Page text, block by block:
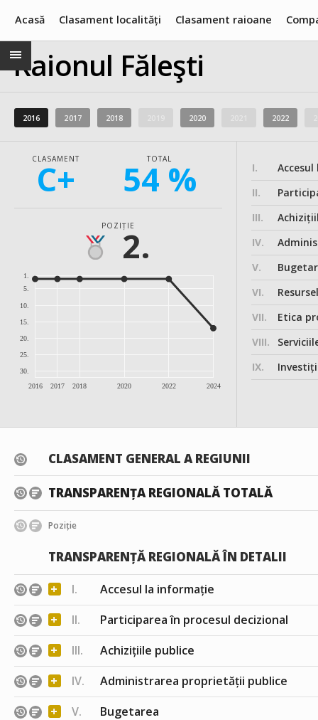
Acasă Clasament localități Clasament raioane
Raionul Făleşti
2016 2017 2018 2020 2022
CLASAMENT
C+ TOTAL
54 %
POZIȚIE2.
2016 2017 2018 2020 2022 2024
1.
5.
10.
15.
20.
25.
30.
I.
II.
III.
IV.
V.
VI.
VII.
Etica
VIII.
IX.
Investițiile,
CLASAMENT GENERAL A REGIUNII
TRANSPARENȚA REGIONALĂ TOTALĂ
Poziție
TRANSPARENȚĂ REGIONALĂ ÎN DETALII
+
I. Accesul la informație
+ II. Participarea în procesul decizional
+ III. Achizițiile publice
+ IV. Administrarea proprietății publice
+ V. Bugetarea